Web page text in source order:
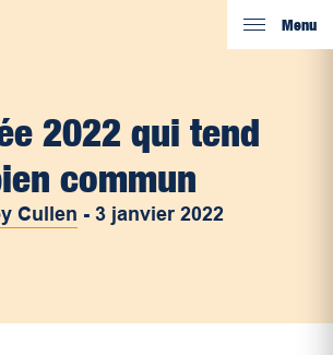
Menu
2022 qui tend
commun
Cullen -3 janvier 2022